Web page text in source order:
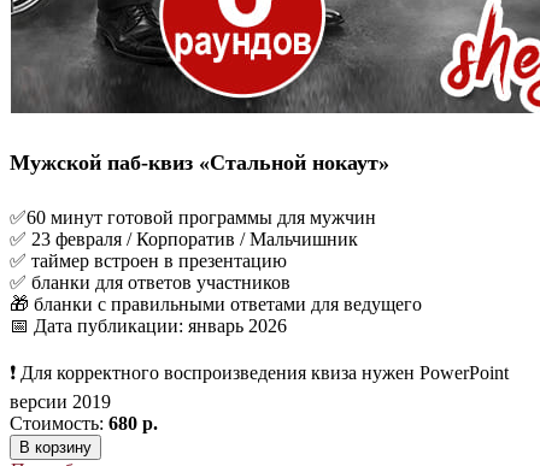
Мужской паб-квиз «Стальной нокаут»
✅60 минут готовой программы для мужчин
✅ 23 февраля / Корпоратив / Мальчишник
✅ таймер встроен в презентацию
✅ бланки для ответов участников
🎁 бланки с правильными ответами для ведущего
📅 Дата публикации: январь 2026
❗ Для корректного воспроизведения квиза нужен PowerPoint
версии 2019
Стоимость: 680 р.
В корзину